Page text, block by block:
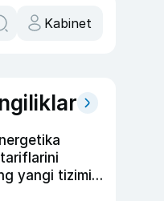
Kabinet
yangi tizimi